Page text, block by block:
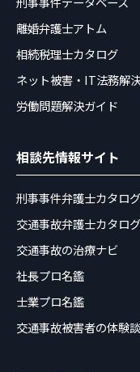
離婚弁護士アトム
相続税理士カタログ
ネット被害・IT法務解
労働問題解決ガイド
相談先情報サイト
刑事事件弁護士カタログ
交通事故弁護士カタログ
交通事故の治療ナビ
社長プロ名鑑
士業プロ名鑑
交通事故被害者の体験談